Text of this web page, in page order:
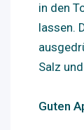
in den
lassen.
Salz
Guten